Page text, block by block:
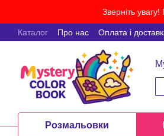
Перейти до основного контенту
Зверніть
Каталог Про нас Оплата і
Розмальовки